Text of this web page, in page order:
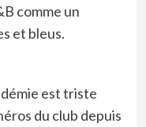
comme un
et bleus.
est triste
du club depuis